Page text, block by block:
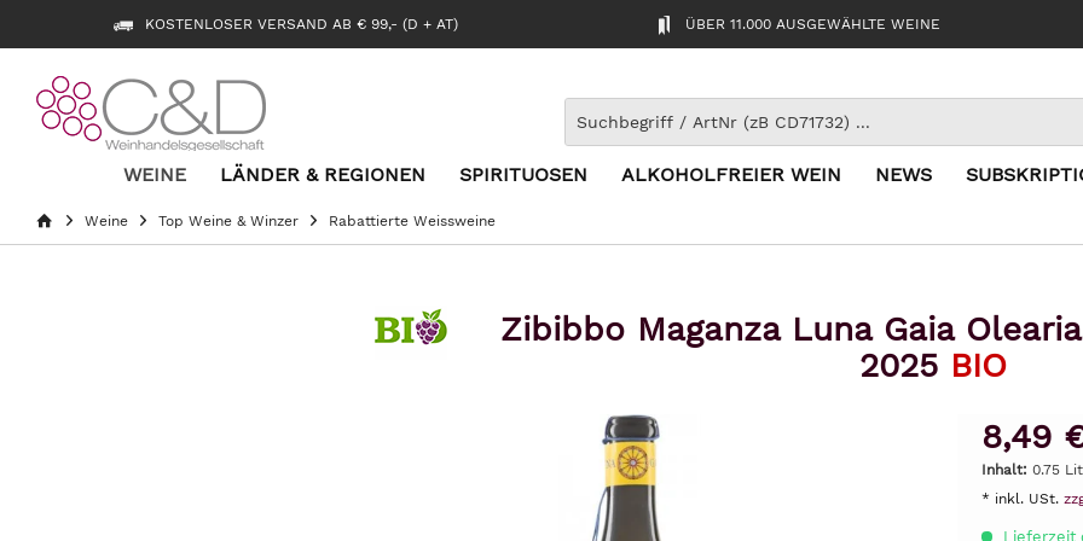
KOSTENLOSER VERSAND AB € 99,- (D + AT) ÜBER 11.000 AUSGEWÄHLTE WEINE
WEINE LÄNDER & REGIONEN SPIRITUOSEN ALKOHOLFREIER WEIN NEWS
Weine Top Weine & Winzer Rabattierte Weissweine
Zibibbo Maganza Luna Gaia
2025 BIO
8,49
Inhalt: 0.75
* inkl. USt.
Lieferzeit